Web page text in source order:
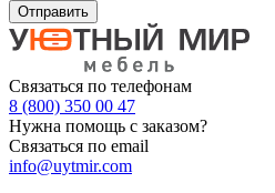
Отправить
Связаться по телефонам
8 (800) 350 00 47
Нужна помощь с заказом?
Связаться по email
info@uytmir.com